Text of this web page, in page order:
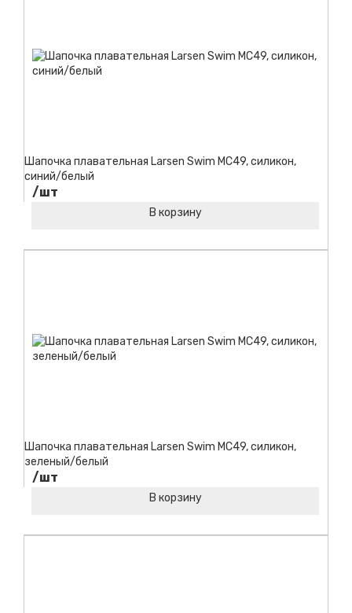
Шапочка плавательная Larsen Swim MC49, силикон,
синий/белый
/шт
В корзину
Шапочка плавательная Larsen Swim MC49, силикон,
зеленый/белый
/шт
В корзину